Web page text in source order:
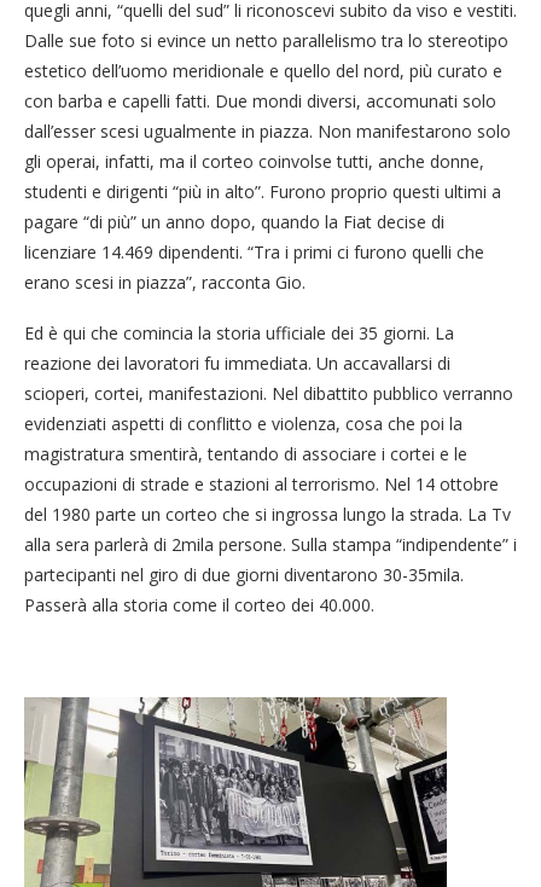
quegli anni, “quelli del sud” li riconoscevi subito da viso e vestiti.
Dalle sue foto si evince un netto parallelismo tra lo stereotipo
estetico dell’uomo meridionale e quello del nord, più curato e
con barba e capelli fatti. Due mondi diversi, accomunati solo
dall’esser scesi ugualmente in piazza. Non manifestarono solo
gli operai, infatti, ma il corteo coinvolse tutti, anche donne,
studenti e dirigenti “più in alto”. Furono proprio questi ultimi a
pagare “di più” un anno dopo, quando la Fiat decise di
licenziare 14.469 dipendenti. “Tra i primi ci furono quelli che
erano scesi in piazza”, racconta Gio.
Ed è qui che comincia la storia ufficiale dei 35 giorni. La
reazione dei lavoratori fu immediata. Un accavallarsi di
scioperi, cortei, manifestazioni. Nel dibattito pubblico verranno
evidenziati aspetti di conflitto e violenza, cosa che poi la
magistratura smentirà, tentando di associare i cortei e le
occupazioni di strade e stazioni al terrorismo. Nel 14 ottobre
del 1980 parte un corteo che si ingrossa lungo la strada. La Tv
alla sera parlerà di 2mila persone. Sulla stampa “indipendente” i
partecipanti nel giro di due giorni diventarono 30-35mila.
Passerà alla storia come il corteo dei 40.000.